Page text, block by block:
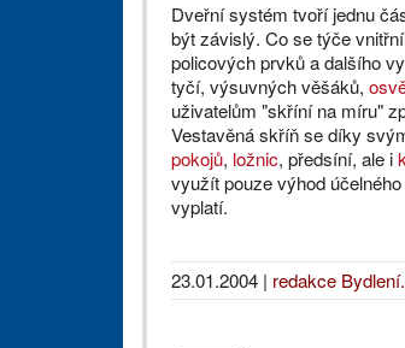
Dveřní systém tvoří jednu
být závislý. Co se týče
policových prvků a dalšího
tyčí, výsuvných věšáků,
uživatelům "skříní na míru"
Vestavěná skříň se díky
pokojů, ložnic, předsíní, ale i
využít pouze výhod
vyplatí.
23.01.2004 | redakce